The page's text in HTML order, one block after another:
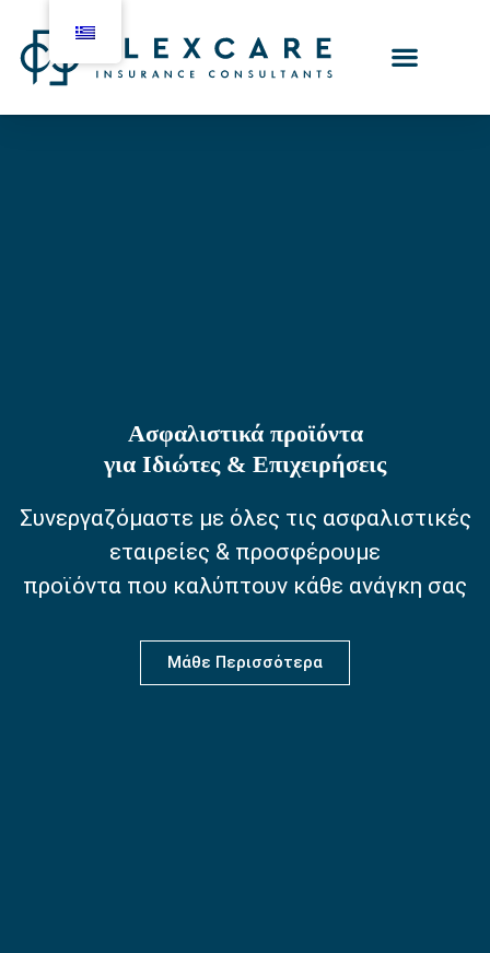
Ασφαλιστικά προϊόντα
για Ιδιώτες & Επιχειρήσεις
Συνεργαζόμαστε με όλες τις ασφαλιστικές
εταιρείες & προσφέρουμε
προϊόντα που καλύπτουν κάθε ανάγκη σας
Μάθε Περισσότερα